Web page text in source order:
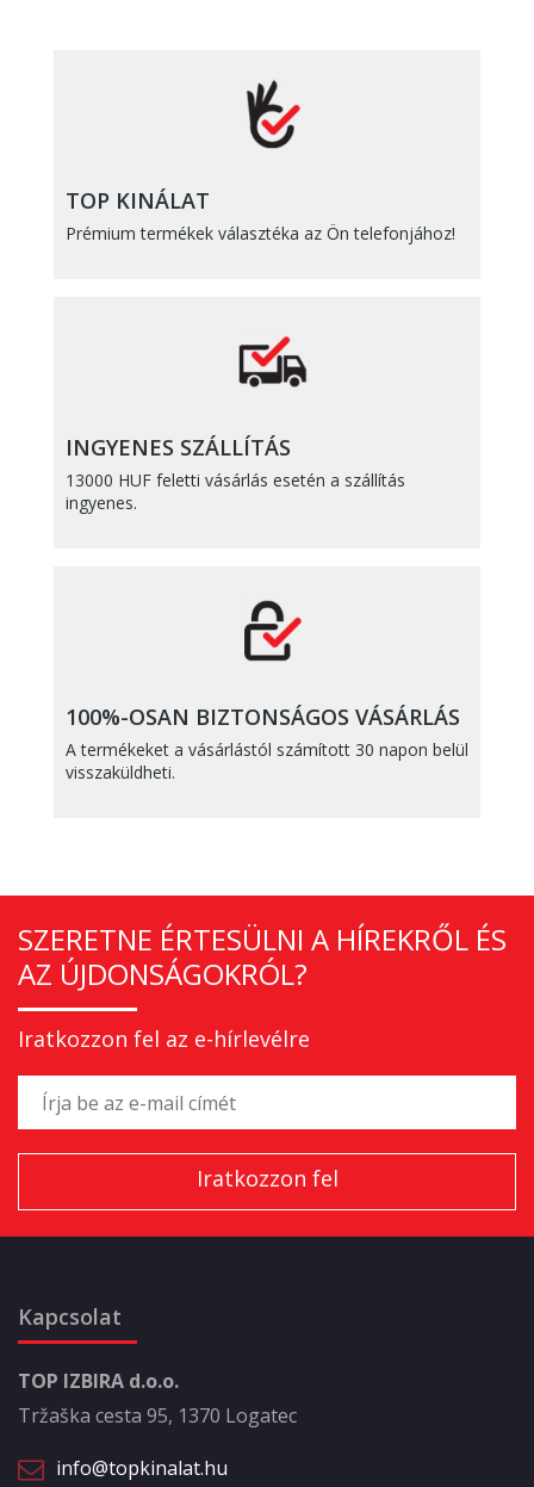
TOP KINÁLAT
Prémium termékek választéka az Ön telefonjához!
INGYENES SZÁLLÍTÁS
13000 HUF feletti vásárlás esetén a szállítás
ingyenes.
100%-OSAN BIZTONSÁGOS VÁSÁRLÁS
A termékeket a vásárlástól számított 30 napon belül
visszaküldheti.
SZERETNE ÉRTESÜLNI A HÍREKRŐL ÉS
AZ ÚJDONSÁGOKRÓL?
Iratkozzon fel az e-hírlevélre
Kapcsolat
TOP IZBIRA d.o.o.
Tržaška cesta 95, 1370 Logatec
info@topkinalat.hu